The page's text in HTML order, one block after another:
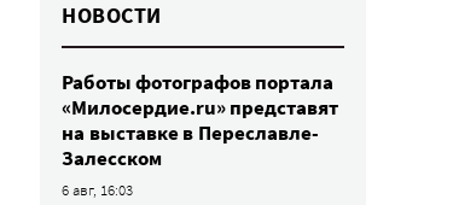
НОВОСТИ
Работы фотографов портала
«Милосердие.ru» представят
на выставке в Переславле-
Залесском
6 авг, 16:03